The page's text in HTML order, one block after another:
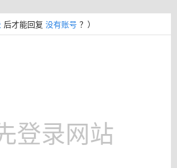
后才能回复 没有账号 ？）
登录网站